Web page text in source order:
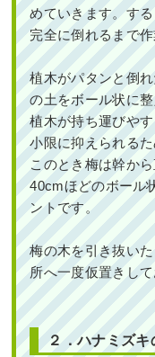
めていきます。す
完全に倒れるまで作
植木がパタンと倒
の土をボール状に整
植木が持ち運びや
小限に抑えられるた
このとき梅は幹か
40cmほどのボール
ントです。
梅の木を引き抜い
所へ一度仮置きして
２．ハナミズキ